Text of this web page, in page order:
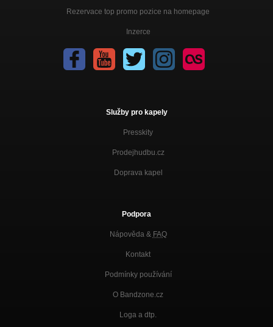
Rezervace top promo pozice na homepage
Inzerce
Služby pro kapely
Presskity
Prodejhudbu.cz
Doprava kapel
Podpora
Nápověda & FAQ
Kontakt
Podmínky používání
O Bandzone.cz
Loga a dtp.